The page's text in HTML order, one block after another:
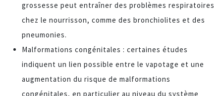
grossesse peut entraîner des problèmes respiratoires
chez le nourrisson, comme des bronchiolites et des
pneumonies.
Malformations congénitales : certaines études
indiquent un lien possible entre le vapotage et une
augmentation du risque de malformations
congénitales, en particulier au niveau du système